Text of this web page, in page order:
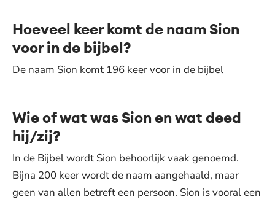
Hoeveel keer komt de naam Sion
voor in de bijbel?
De naam Sion komt 196 keer voor in de bijbel
Wie of wat was Sion en wat deed
hij/zij?
In de Bijbel wordt Sion behoorlijk vaak genoemd.
Bijna 200 keer wordt de naam aangehaald, maar
geen van allen betreft een persoon. Sion is vooral een